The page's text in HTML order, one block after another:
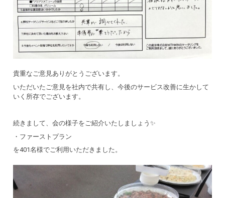
貴重なご意見ありがとうございます。
いただいたご意見を社内で共有し、今後のサービス改善に生かして
いく所存でございます。
続きまして、会の様子をご紹介いたしましょう✨
・ファーストプラン
を401名様でご利用いただきました。